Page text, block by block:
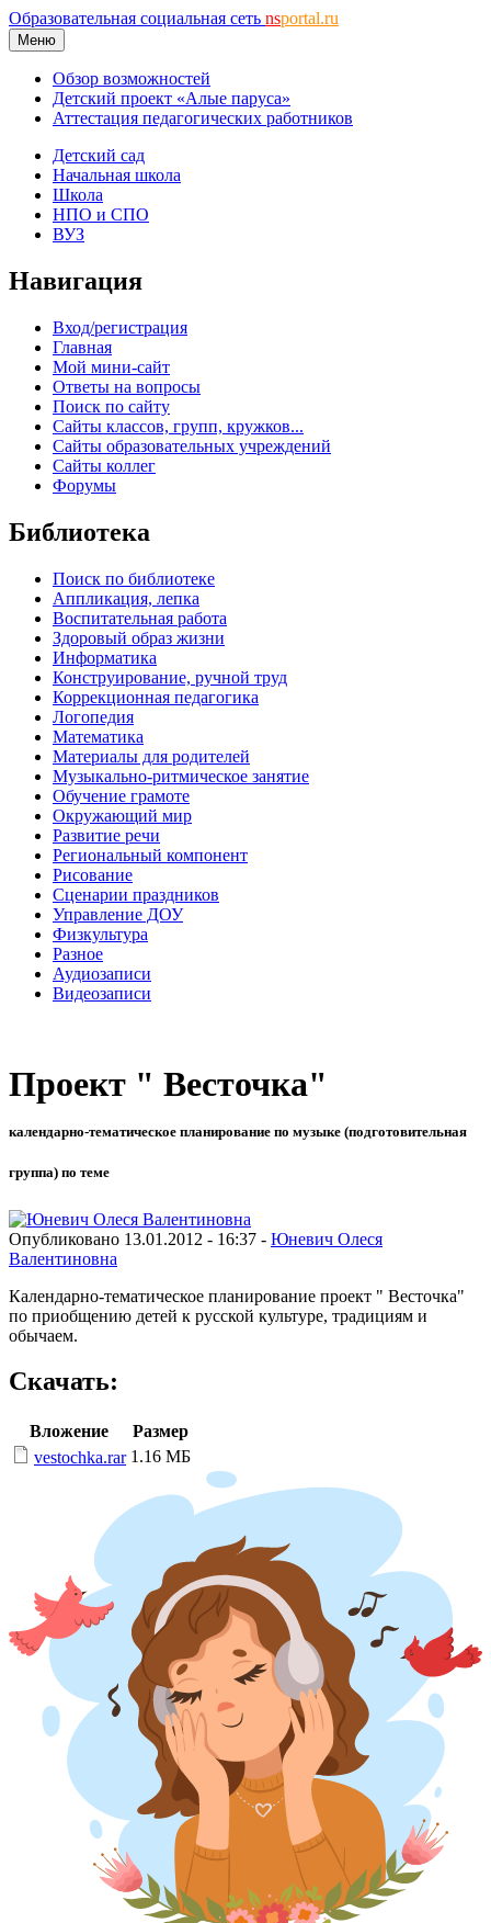
Образовательная социальная сеть nsportal.ru
Меню
Обзор возможностей
Детский проект «Алые паруса»
Аттестация педагогических работников
Детский сад
Начальная школа
Школа
НПО и СПО
ВУЗ
Навигация
Вход/регистрация
Главная
Мой мини-сайт
Ответы на вопросы
Поиск по сайту
Сайты классов, групп, кружков...
Сайты образовательных учреждений
Сайты коллег
Форумы
Библиотека
Поиск по библиотеке
Аппликация, лепка
Воспитательная работа
Здоровый образ жизни
Информатика
Конструирование, ручной труд
Коррекционная педагогика
Логопедия
Математика
Материалы для родителей
Музыкально-ритмическое занятие
Обучение грамоте
Окружающий мир
Развитие речи
Региональный компонент
Рисование
Сценарии праздников
Управление ДОУ
Физкультура
Разное
Аудиозаписи
Видеозаписи
Проект " Весточка"
календарно-тематическое планирование по музыке (подготовительная
группа) по теме
Опубликовано 13.01.2012 - 16:37 - Юневич Олеся
Валентиновна
Календарно-тематическое планирование проект " Весточка"
по приобщению детей к русской культуре, традициям и
обычаем.
Скачать:
Вложение
Размер
vestochka.rar 1.16 МБ